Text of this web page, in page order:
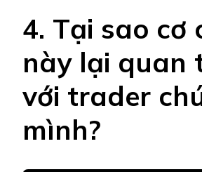
4. Tại sao cơ
này lại quan
với trader
mình?